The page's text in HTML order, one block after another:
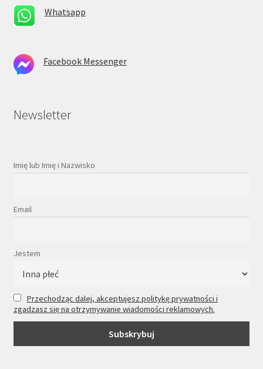
Whatsapp
Facebook Messenger
Newsletter
Imię lub Imię i Nazwisko
Email
Jestem
Przechodząc dalej, akceptujesz politykę prywatności i
zgadzasz się na otrzymywanie wiadomości reklamowych.